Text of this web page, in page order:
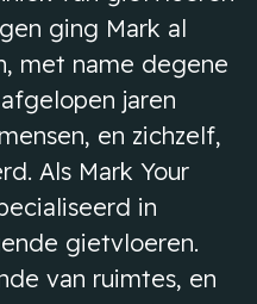
ging Mark al
met name degene
jaren
en zichzelf,
Als Mark Your
in
gietvloeren.
van ruimtes, en